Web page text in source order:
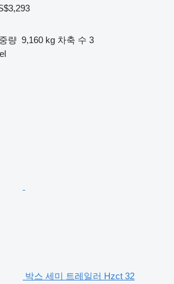
량 9,160 kg 차축 수 3
박스 세미 트레일러 Hzct 32